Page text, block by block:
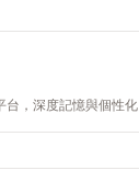
台，深度記憶與個性化